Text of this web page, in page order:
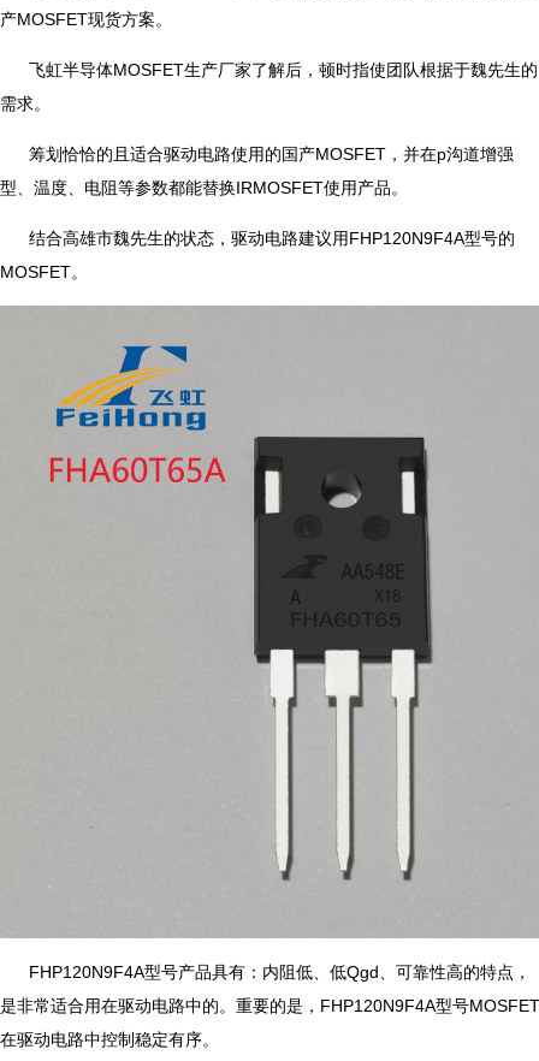
产MOSFET现货方案。
飞虹半导体MOSFET生产厂家了解后，顿时指使团队根据于魏先生的
需求。
筹划恰恰的且适合驱动电路使用的国产MOSFET，并在p沟道增强
型、温度、电阻等参数都能替换IRMOSFET使用产品。
结合高雄市魏先生的状态，驱动电路建议用FHP120N9F4A型号的
MOSFET。
FHP120N9F4A型号产品具有：内阻低、低Qgd、可靠性高的特点，
是非常适合用在驱动电路中的。重要的是，FHP120N9F4A型号MOSFET
在驱动电路中控制稳定有序。